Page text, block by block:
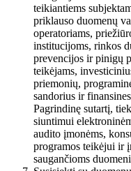
teikiantiems
priklauso duomenų
operatoriams,
institucijoms, rinkos
prevencijos ir pinigų
teikėjams,
priemonių,
sandorius ir
Pagrindinę sutartį,
siuntimui
audito įmonėms,
programos teikėjui ir
saugančioms